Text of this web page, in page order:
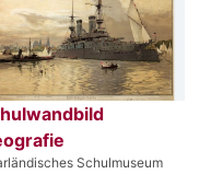
Schulmuseum